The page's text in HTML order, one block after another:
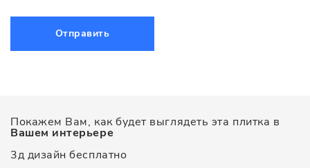
Отправить
Покажем Вам, как будет выглядеть эта плитка в
Вашем интерьере
3д дизайн бесплатно